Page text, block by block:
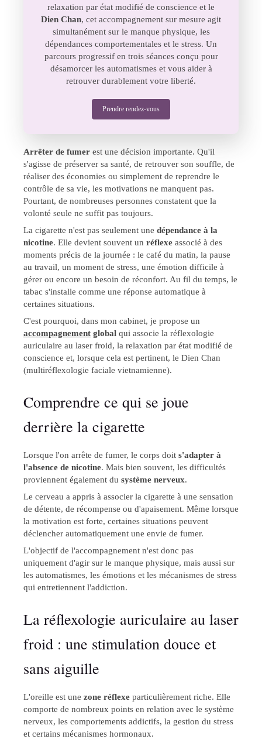
relaxation par état modifié de conscience et le
Dien Chan, cet accompagnement sur mesure agit
simultanément sur le manque physique, les
dépendances comportementales et le stress. Un
parcours progressif en trois séances conçu pour
désamorcer les automatismes et vous aider à
retrouver durablement votre liberté.
Prendre rendez-vous
Arrêter de fumer est une décision importante. Qu'il
s'agisse de préserver sa santé, de retrouver son souffle, de
réaliser des économies ou simplement de reprendre le
contrôle de sa vie, les motivations ne manquent pas.
Pourtant, de nombreuses personnes constatent que la
volonté seule ne suffit pas toujours.
La cigarette n'est pas seulement une dépendance à la
nicotine. Elle devient souvent un réflexe associé à des
moments précis de la journée : le café du matin, la pause
au travail, un moment de stress, une émotion difficile à
gérer ou encore un besoin de réconfort. Au fil du temps, le
tabac s'installe comme une réponse automatique à
certaines situations.
C'est pourquoi, dans mon cabinet, je propose un
accompagnement global qui associe la réflexologie
auriculaire au laser froid, la relaxation par état modifié de
conscience et, lorsque cela est pertinent, le Dien Chan
(multiréflexologie faciale vietnamienne).
Comprendre ce qui se joue
derrière la cigarette
Lorsque l'on arrête de fumer, le corps doit s'adapter à
l'absence de nicotine. Mais bien souvent, les difficultés
proviennent également du système nerveux.
Le cerveau a appris à associer la cigarette à une sensation
de détente, de récompense ou d'apaisement. Même lorsque
la motivation est forte, certaines situations peuvent
déclencher automatiquement une envie de fumer.
L'objectif de l'accompagnement n'est donc pas
uniquement d'agir sur le manque physique, mais aussi sur
les automatismes, les émotions et les mécanismes de stress
qui entretiennent l'addiction.
La réflexologie auriculaire au laser
froid : une stimulation douce et
sans aiguille
L'oreille est une zone réflexe particulièrement riche. Elle
comporte de nombreux points en relation avec le système
nerveux, les comportements addictifs, la gestion du stress
et certains mécanismes hormonaux.